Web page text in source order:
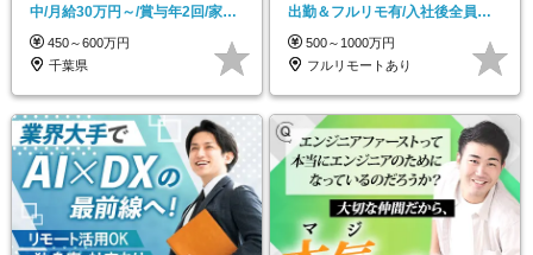
中/月給30万円～/賞与年2回/家賃
補助有
450～600万円
千葉県
出勤＆フルリモ有/入社後全員月
給UP
500～1000万円
フルリモートあり